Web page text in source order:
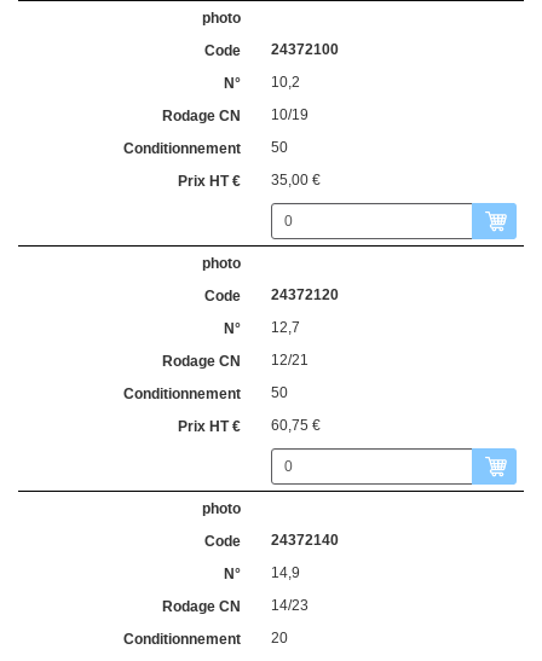
24372100
10,2
10/19
50
35,00 €
24372120
12,7
12/21
50
60,75 €
24372140
14,9
14/23
20